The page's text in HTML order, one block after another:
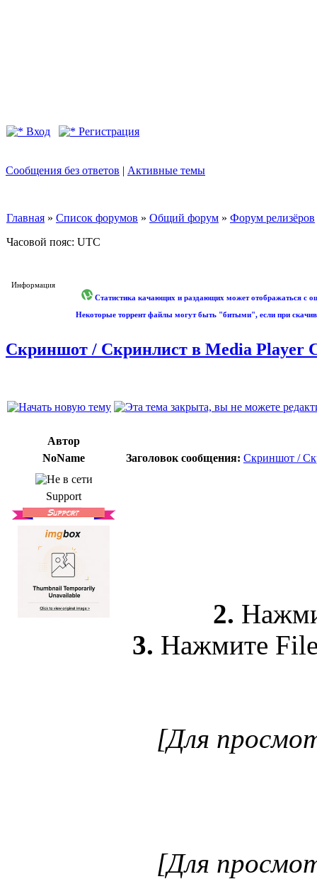
Вход Регистрация
Сообщения без ответов | Активные темы
Главная » Список форумов » Общий форум » Форум релизёров
Часовой пояс: UTC
Информация
Статистика качающих и раздающих может отображаться с
Некоторые торрент файлы могут быть "битыми", если при
Скриншот / Скринлист в Media Player
Автор
NoName
Заголовок сообщения: Скриншот /
Support
2.
3. Нажмите
[Для
[Для